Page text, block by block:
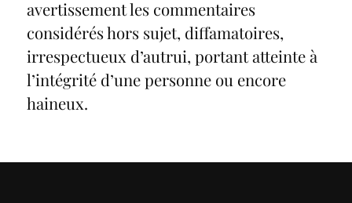
avertissement les commentaires
considérés hors sujet, diffamatoires,
irrespectueux d’autrui, portant atteinte à
l’intégrité d’une personne ou encore
haineux.